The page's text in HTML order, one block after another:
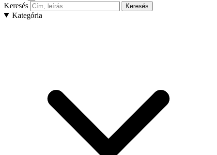
Keresés
Keresés
Kategória